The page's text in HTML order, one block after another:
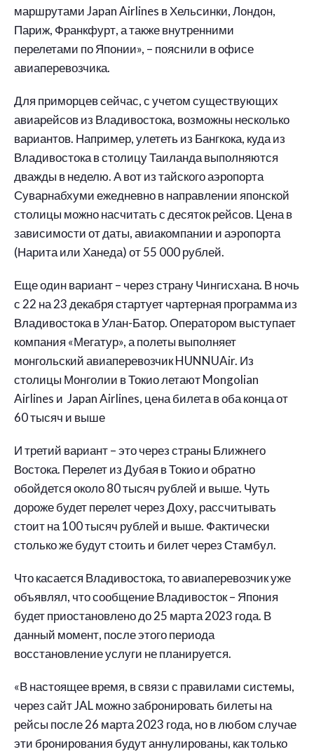
маршрутами Japan Airlines в Хельсинки, Лондон,
Париж, Франкфурт, а также внутренними
перелетами по Японии», – пояснили в офисе
авиаперевозчика.
Для приморцев сейчас, с учетом существующих
авиарейсов из Владивостока, возможны несколько
вариантов. Например, улететь из Бангкока, куда из
Владивостока в столицу Таиланда выполняются
дважды в неделю. А вот из тайского аэропорта
Суварнабхуми ежедневно в направлении японской
столицы можно насчитать с десяток рейсов. Цена в
зависимости от даты, авиакомпании и аэропорта
(Нарита или Ханеда) от 55 000 рублей.
Еще один вариант – через страну Чингисхана. В ночь
с 22 на 23 декабря стартует чартерная программа из
Владивостока в Улан-Батор. Оператором выступает
компания «Мегатур», а полеты выполняет
монгольский авиаперевозчик HUNNUAir. Из
столицы Монголии в Токио летают Mongolian
Airlines и Japan Airlines, цена билета в оба конца от
60 тысяч и выше
И третий вариант – это через страны Ближнего
Востока. Перелет из Дубая в Токио и обратно
обойдется около 80 тысяч рублей и выше. Чуть
дороже будет перелет через Доху, рассчитывать
стоит на 100 тысяч рублей и выше. Фактически
столько же будут стоить и билет через Стамбул.
Что касается Владивостока, то авиаперевозчик уже
объявлял, что сообщение Владивосток – Япония
будет приостановлено до 25 марта 2023 года. В
данный момент, после этого периода
восстановление услуги не планируется.
«В настоящее время, в связи с правилами системы,
через сайт JAL можно забронировать билеты на
рейсы после 26 марта 2023 года, но в любом случае
эти бронирования будут аннулированы, как только